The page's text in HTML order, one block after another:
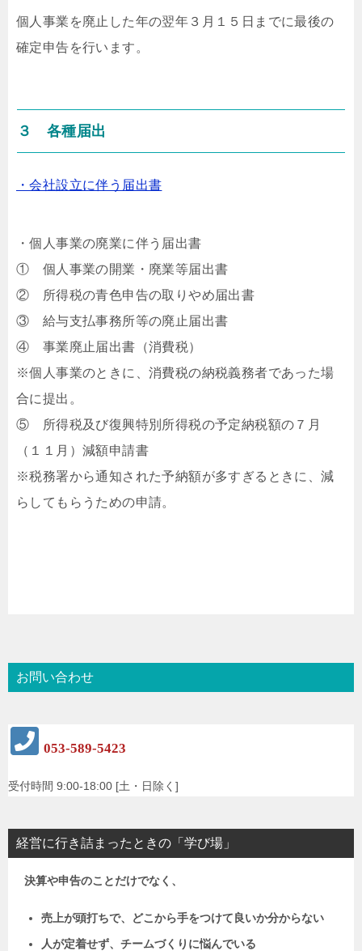
個人事業を廃止した年の翌年３月１５日までに最後の
確定申告を行います。
３ 各種届出
・会社設立に伴う届出書
・個人事業の廃業に伴う届出書
① 個人事業の開業・廃業等届出書
② 所得税の青色申告の取りやめ届出書
③ 給与支払事務所等の廃止届出書
④ 事業廃止届出書（消費税）
※個人事業のときに、消費税の納税義務者であった場
合に提出。
⑤ 所得税及び復興特別所得税の予定納税額の７月
（１１月）減額申請書
※税務署から通知された予納額が多すぎるときに、減
らしてもらうための申請。
お問い合わせ
053-589-5423
受付時間 9:00-18:00 [土・日除く]
経営に行き詰まったときの「学び場」
決算や申告のことだけでなく、
売上が頭打ちで、どこから手をつけて良いか分からない
人が定着せず、チームづくりに悩んでいる